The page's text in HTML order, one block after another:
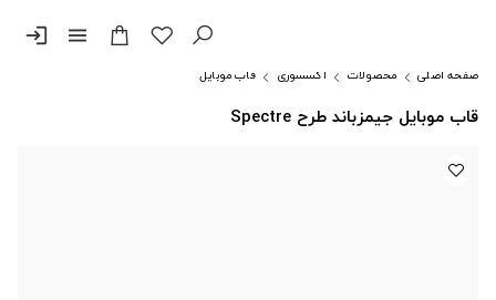
menu
login
صفحه اصلی محصولات اکسسوری قاب موبایل
قاب موبایل جیمزباند طرح Spectre